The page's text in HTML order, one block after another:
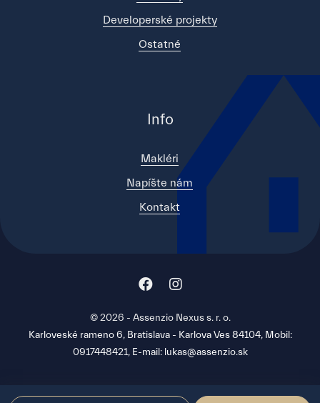
Developerské projekty
Ostatné
Info
Makléri
Napíšte nám
Kontakt
© 2026 - Assenzio Nexus s. r. o.
Karloveské rameno 6, Bratislava - Karlova Ves 84104, Mobil:
0917448421, E-mail: lukas@assenzio.sk